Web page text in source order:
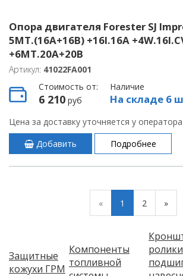
Опора двигателя Forester SJ
5MT.(16A+16B) +16I.16A
+6MT.20A+20B
Артикул: 41022FA001
Стоимость от:
6 210 руб
Наличие
На складе 6
Цена за доставку уточняется у оператора
Добавить
Подробнее
« 1 2 »
Защитные
кожухи ГРМ
Компоненты
топливной